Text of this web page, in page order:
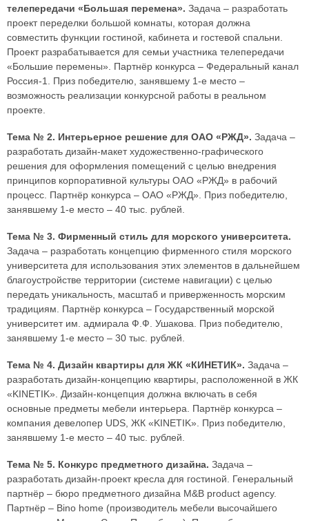
телепередачи «Большая перемена». Задача – разработать
проект переделки большой комнаты, которая должна
совместить функции гостиной, кабинета и гостевой спальни.
Проект разрабатывается для семьи участника телепередачи
«Большие перемены». Партнёр конкурса – Федеральный канал
Россия-1. Приз победителю, занявшему 1-е место –
возможность реализации конкурсной работы в реальном
проекте.
Тема № 2. Интерьерное решение для ОАО «РЖД». Задача –
разработать дизайн-макет художественно-графического
решения для оформления помещений с целью внедрения
принципов корпоративной культуры ОАО «РЖД» в рабочий
процесс. Партнёр конкурса – ОАО «РЖД». Приз победителю,
занявшему 1-е место – 40 тыс. рублей.
Тема № 3. Фирменный стиль для морского университета.
Задача – разработать концепцию фирменного стиля морского
университета для использования этих элементов в дальнейшем
благоустройстве территории (системе навигации) с целью
передать уникальность, масштаб и приверженность морским
традициям. Партнёр конкурса – Государственный морской
университет им. адмирала Ф.Ф. Ушакова. Приз победителю,
занявшему 1-е место – 30 тыс. рублей.
Тема № 4. Дизайн квартиры для ЖК «КИНЕТИК». Задача –
разработать дизайн-концепцию квартиры, расположенной в ЖК
«KINETIK». Дизайн-концепция должна включать в себя
основные предметы мебели интерьера. Партнёр конкурса –
компания девелопер UDS, ЖК «KINETIK». Приз победителю,
занявшему 1-е место – 40 тыс. рублей.
Тема № 5. Конкурс предметного дизайна. Задача –
разработать дизайн-проект кресла для гостиной. Генеральный
партнёр – бюро предметного дизайна M&B product agency.
Партнёр – Bino home (производитель мебели высочайшего